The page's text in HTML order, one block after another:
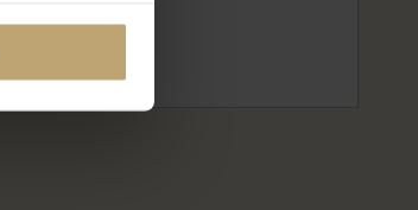
239,96 kr
På lager